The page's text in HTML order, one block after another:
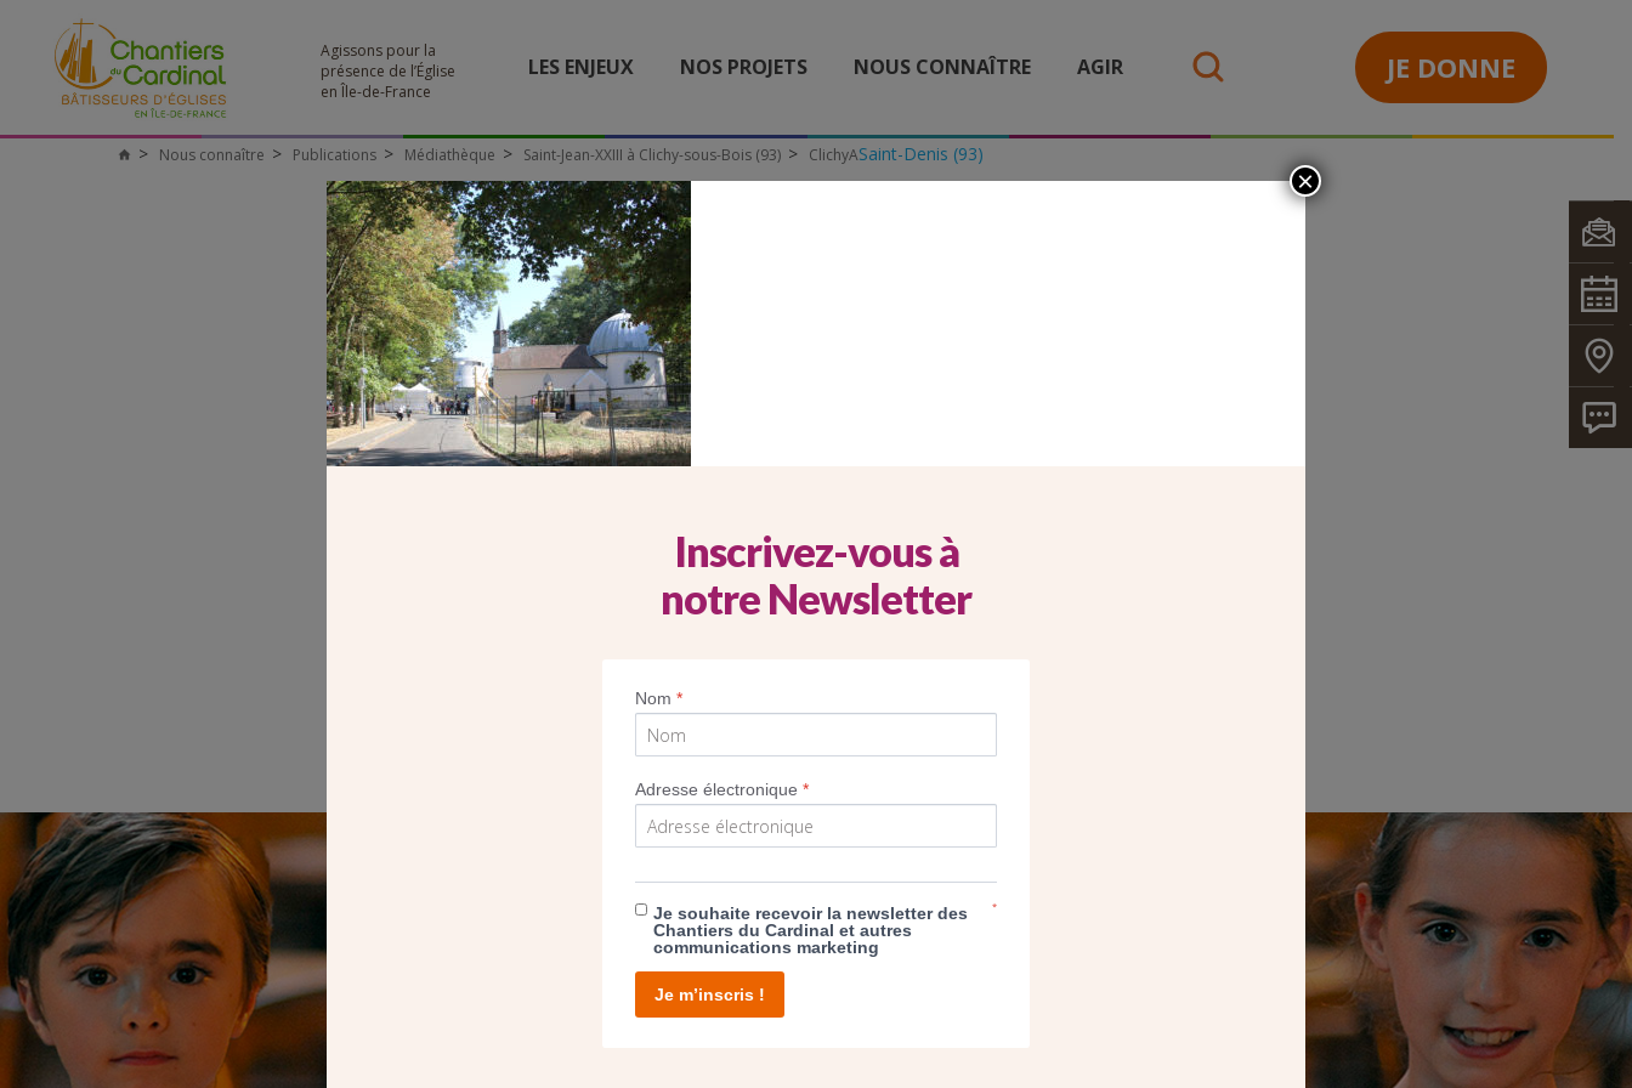
Agissons pour la
présence de l’Église
en Île-de-France
LES ENJEUX NOS PROJETS NOUS CONNAÎTRE AGIR JE DONNE
Chantiers
Nous connaître Publications Médiathèque Saint-Denis (93)
Saint-Jean-XXIII à Clichy-sous-Bois (93) ClichyA
NOUS PERMET D’AGIR
Inscrivez-vous à
notre Newsletter
Nom*
Adresse électronique*
Je souhaite recevoir la newsletter des
Chantiers du Cardinal et autres
communications marketing
*
Je m’inscris !
×